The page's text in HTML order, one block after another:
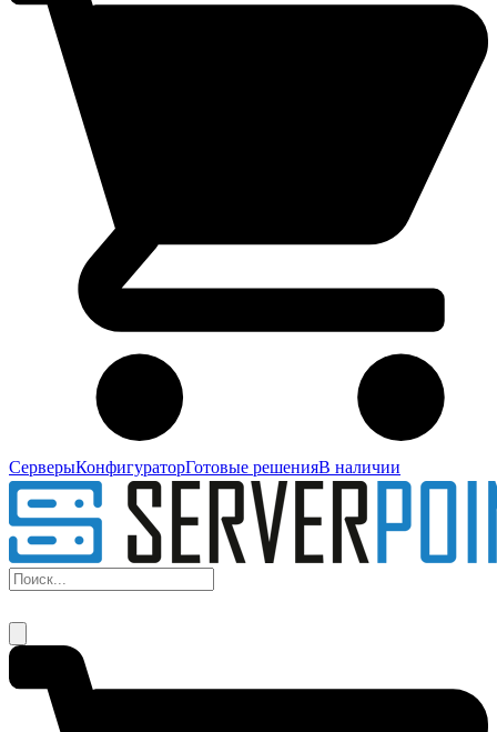
СерверыКонфигураторГотовые решенияВ наличии